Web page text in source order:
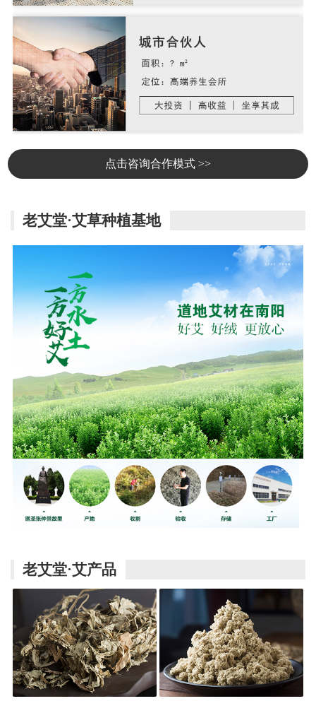
点击咨询合作模式 >>
老艾堂·艾草种植基地
老艾堂·艾产品